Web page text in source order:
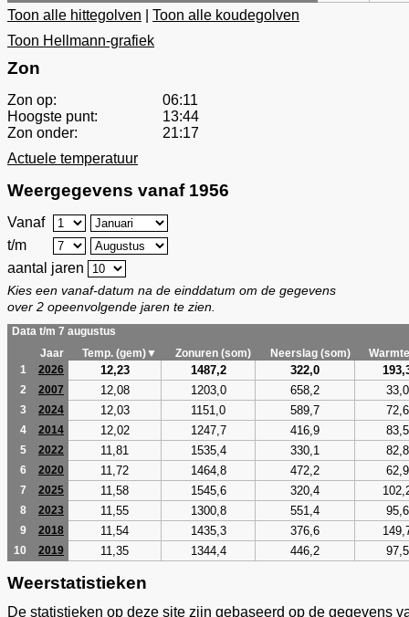
Toon alle hittegolven
Toon alle koudegolven
Toon Hellmann-grafiek
Zon
Zon op:
06:11
Hoogste punt:
13:44
Zon onder:
21:17
Actuele temperatuur
Weergegevens vanaf 1956
Vanaf
t/m
aantal jaren
Kies een vanaf-datum na de einddatum om de gegevens
over 2 opeenvolgende jaren te zien.
Data t/m 7 augustus
Jaar
Temp. (gem)▼ Zonuren (som) Neerslag (som)
1
2026 12,23 1487,2 322,0
2 2007 12,08 1203,0 658,2 33,0
3 2024 12,03 1151,0 589,7 72,6
4 2014 12,02 1247,7 416,9 83,5
5 2022 11,81 1535,4 330,1 82,8
6 2020 11,72 1464,8 472,2 62,9
7 2025 11,58 1545,6 320,4
8 2023 11,55 1300,8 551,4 95,6
9 2018 11,54 1435,3 376,6
10 2019 11,35 1344,4 446,2 97,5
Weerstatistieken
De statistieken op deze site zijn gebaseerd op de gegevens